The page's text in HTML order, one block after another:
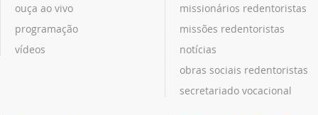
ouça ao vivo
programação
vídeos
missionários redentoristas
missões redentoristas
notícias
obras sociais redentoristas
secretariado vocacional